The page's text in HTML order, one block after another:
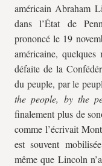
américain Abraham
dans l’État de
prononcé le 19
américaine,
défaite de la
du peuple, par le
the people, by the
finalement plus de
comme l’écrivait
est souvent
même que Lincoln